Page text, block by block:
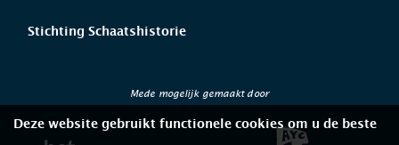
Stichting Schaatshistorie
Mede mogelijk gemaakt door
Deze website gebruikt functionele cookies om u de beste